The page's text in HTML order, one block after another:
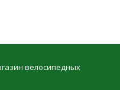
велосипедных